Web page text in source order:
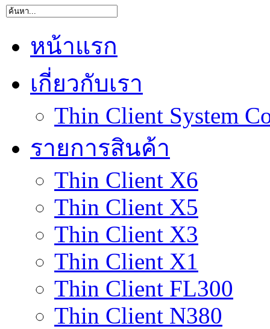
หน้าแรก
เกี่ยวกับเรา
Thin Client System
รายการสินค้า
Thin Client X6
Thin Client X5
Thin Client X3
Thin Client X1
Thin Client FL300
Thin Client N380